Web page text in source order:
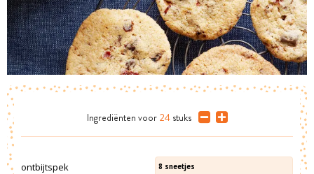
Ingrediënten voor 24 stuks
ontbijtspek 8 sneetjes